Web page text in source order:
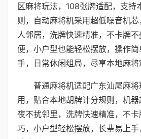
区麻将玩法，108张牌适配，支持
则，自动麻将机采用超低噪音机
人邻居，洗牌快速精准，不卡牌
便，小户型也能轻松摆放，操作
手，日常休闲组局，尽享本地麻将
普通麻将机适配广东汕尾麻
用，贴合本地胡牌计分规则，机
夜不扰邻里，洗牌快速精准，不
巧，小户型轻松摆放，长辈易上